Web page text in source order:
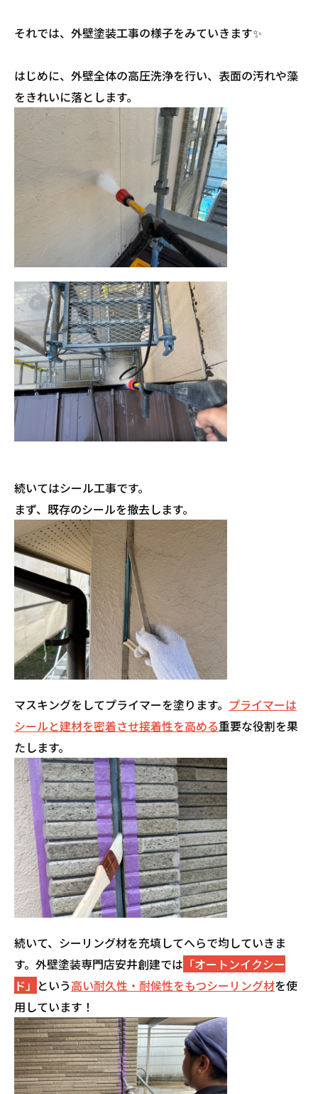
それでは、外壁塗装工事の様子をみていきます✨
はじめに、外壁全体の高圧洗浄を行い、表面の汚れや藻
をきれいに落とします。
続いてはシール工事です。
まず、既存のシールを撤去します。
マスキングをしてプライマーを塗ります。 プライマーは
シールと建材を密着させ接着性を高める重要な役割を果
たします。
続いて、シーリング材を充填してへらで均していきま
す。外壁塗装専門店安井創建では 「オートンイクシー
ド」 という高い耐久性・耐候性をもつシーリング材を使
用しています！